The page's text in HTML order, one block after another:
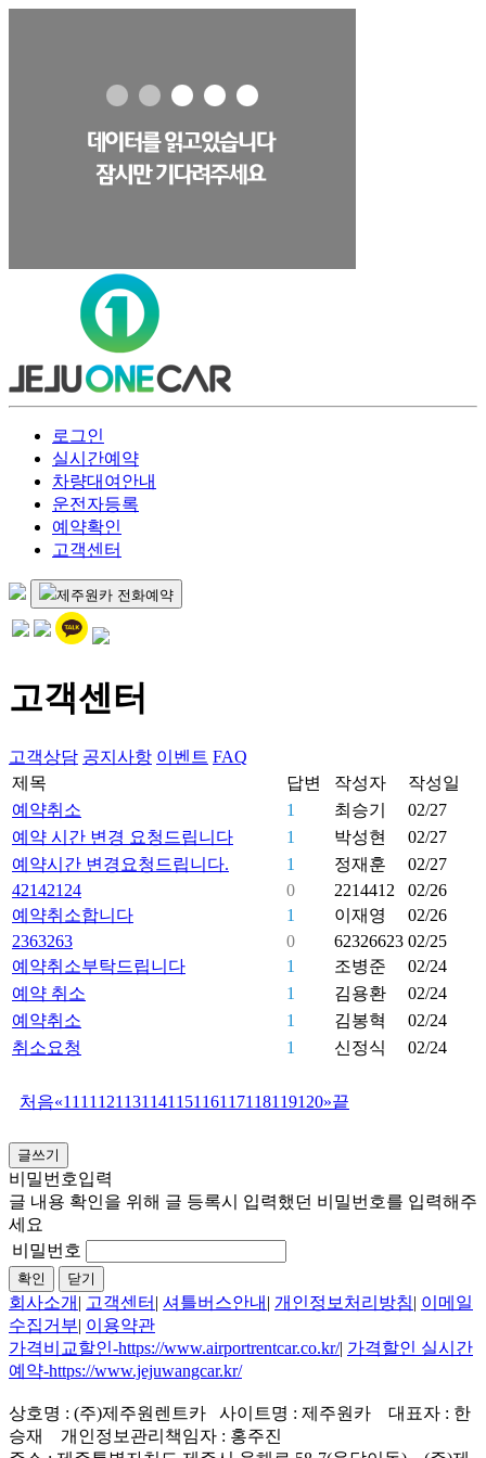
로그인
실시간예약
차량대여안내
운전자등록
예약확인
고객센터
제주원카 전화예약
고객센터
고객상담 공지사항 이벤트 FAQ
제목
답변 작성자
작성일
예약취소
1 최승기
02/27
예약 시간 변경 요청드립니다
1 박성현
02/27
예약시간 변경요청드립니다.
1 정재훈
02/27
42142124
0 2214412
02/26
예약취소합니다
1 이재영
02/26
2363263
0 62326623 02/25
예약취소부탁드립니다
1 조병준
02/24
예약 취소
1 김용환
02/24
예약취소
1 김봉혁
02/24
취소요청
1 신정식 02/24
처음«111 112113114115116117118119120»끝
글쓰기
비밀번호입력
글 내용 확인을 위해 글 등록시 입력했던 비밀번호를 입력해주
세요
비밀번호
확인 닫기
회사소개 | 고객센터 | 셔틀버스안내 | 개인정보처리방침| 이메일
수집거부| 이용약관
가격비교할인-https://www.airportrentcar.co.kr/| 가격할인 실시간
예약-https://www.jejuwangcar.kr/
상호명 : (주)제주원렌트카 사이트명 : 제주원카 대표자 : 한
승재 개인정보관리책임자 : 홍주진